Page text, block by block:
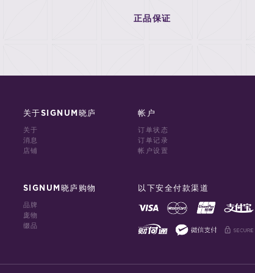
正品保证
关于SIGNUM晓庐
关于
消息
店铺
SIGNUM晓庐购物
品牌
庞物
缀品
帐户
订单状态
订单记录
帐户设置
以下安全付款渠道